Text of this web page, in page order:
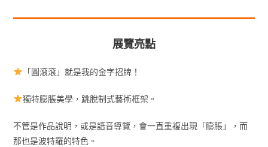
展覽亮點
「圓滾滾」就是我的金字招牌！
獨特膨脹美學，跳脫制式藝術框架。
不管是作品說明，或是語音導覽，會一直重複出現「膨脹」，而
那也是波特羅的特色。